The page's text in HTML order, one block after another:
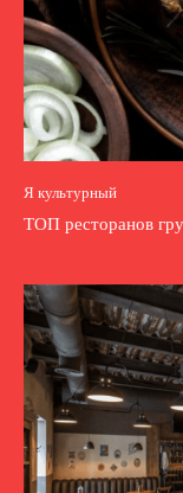
Я культурный
ТОП ресторанов